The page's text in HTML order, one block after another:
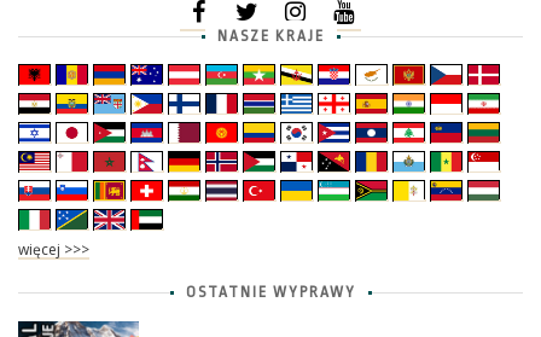
NASZE KRAJE
więcej >>>
OSTATNIE WYPRAWY